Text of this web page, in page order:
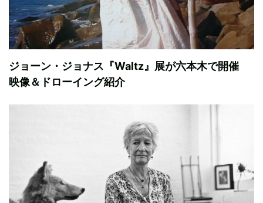
ジョーン・ジョナス『Waltz』展が六本木で開催
映像＆ドローイング紹介